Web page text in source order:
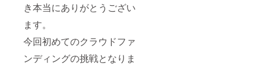
き本当にありがとうござい
ます。
今回初めてのクラウドファ
ンディングの挑戦となりま